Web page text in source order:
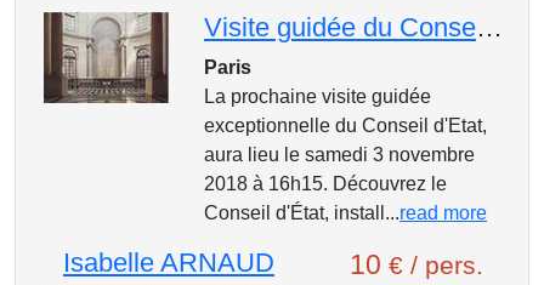
Visite guidée du Conseil d'Etat
Paris
La prochaine visite guidée
exceptionnelle du Conseil d'Etat,
aura lieu le samedi 3 novembre
2018 à 16h15. Découvrez le
Conseil d'État, install...read more
Isabelle ARNAUD 10 € / pers.